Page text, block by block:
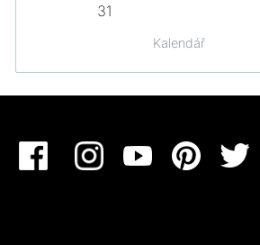
Kalendář
31